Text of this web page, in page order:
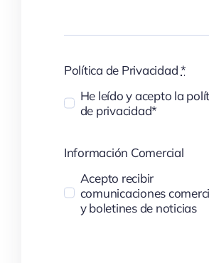
Política de Privacidad*
He leído y acepto la
de privacidad*
Información Comercial
Acepto recibir
comunicaciones
y boletines de noticias